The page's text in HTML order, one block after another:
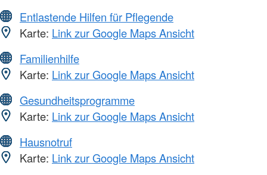
Entlastende Hilfen für Pflegende
Karte: Link zur Google Maps Ansicht
Familienhilfe
Karte: Link zur Google Maps Ansicht
Gesundheitsprogramme
Karte: Link zur Google Maps Ansicht
Hausnotruf
Karte: Link zur Google Maps Ansicht